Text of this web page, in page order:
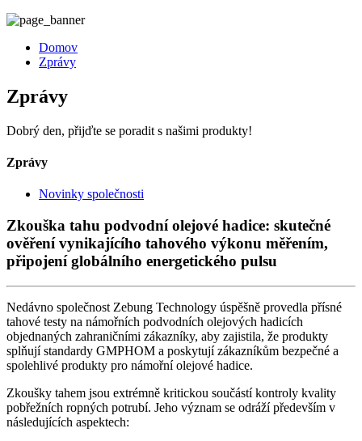
Domov
Zprávy
Zprávy
Dobrý den, přijďte se poradit s našimi produkty!
Zprávy
Novinky společnosti
Zkouška tahu podvodní olejové hadice: skutečné
ověření vynikajícího tahového výkonu měřením,
připojení globálního energetického pulsu
Nedávno společnost Zebung Technology úspěšně provedla přísné
tahové testy na námořních podvodních olejových hadicích
objednaných zahraničními zákazníky, aby zajistila, že produkty
splňují standardy GMPHOM a poskytují zákazníkům bezpečné a
spolehlivé produkty pro námořní olejové hadice.
Zkoušky tahem jsou extrémně kritickou součástí kontroly kvality
pobřežních ropných potrubí. Jeho význam se odráží především v
následujících aspektech: